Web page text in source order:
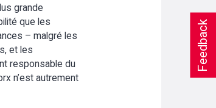
Feedback
grande
que les
– malgré les
et les
responsable du
n’est autrement